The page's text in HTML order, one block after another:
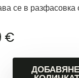
се в разфасовка
€